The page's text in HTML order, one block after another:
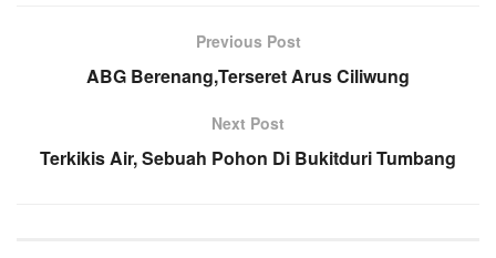
Previous Post
ABG Berenang,Terseret Arus Ciliwung
Next Post
Terkikis Air, Sebuah Pohon Di Bukitduri Tumbang